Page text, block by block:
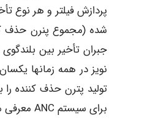
پردازش فیلتر و هر نوع
شده (مجموع پنرن حذف
نویز در همه زمانها
برای سیستم ANC معرفی می کنیم.